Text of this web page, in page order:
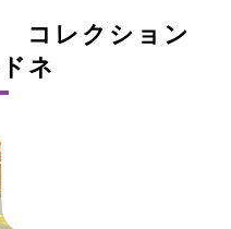
コレクション
ネ